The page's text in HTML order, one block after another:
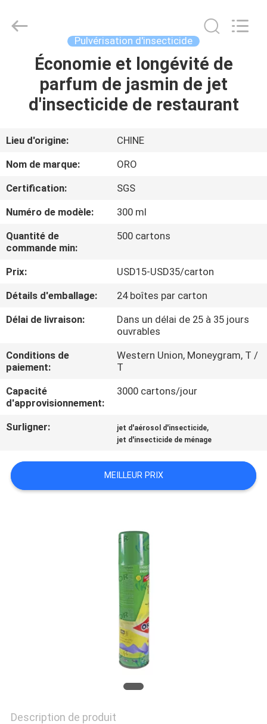
MAISON
PRODUITS
AU
SUJET
DE
VISITE
CONTRÔLE
DE
CONTACTEZ-
NOUS
DEMANDEZ
CITATION
Pulvérisation d'insecticide
Économie et longévité de
parfum de jasmin de jet
d'insecticide de restaurant
Lieu d'origine:
CHINE
Nom de marque:
ORO
Certification:
SGS
Numéro de modèle:
300 ml
Quantité de
commande min:
500 cartons
Prix:
USD15-USD35/carton
Détails d'emballage:
24 boîtes par carton
Délai de livraison:
Dans un délai de 25 à 35 jours
ouvrables
Conditions de
paiement:
Western Union, Moneygram, T /
T
Capacité
d'approvisionnement:
3000 cartons/jour
Surligner: jet d'aérosol d'insecticide,
jet d'insecticide de ménage
MEILLEUR PRIX
Description de produit